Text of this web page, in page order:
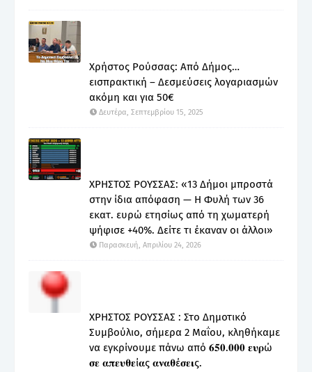
Χρήστος Ρούσσας: Από Δήμος…
εισπρακτική – Δεσμεύσεις λογαριασμών
ακόμη και για 50€
Δευτέρα, Σεπτεμβρίου 15, 2025
ΧΡΗΣΤΟΣ ΡΟΥΣΣΑΣ: «13 Δήμοι μπροστά
στην ίδια απόφαση — Η Φυλή των 36
εκατ. ευρώ ετησίως από τη χωματερή
ψήφισε +40%. Δείτε τι έκαναν οι άλλοι»
Παρασκευή, Απριλίου 24, 2026
ΧΡΗΣΤΟΣ ΡΟΥΣΣΑΣ : Στο Δημοτικό
Συμβούλιο, σήμερα 2 Μαΐου, κληθήκαμε
να εγκρίνουμε πάνω από 𝟔𝟓𝟎.𝟎𝟎𝟎 𝛆𝛖𝛒ώ
𝛔𝛆 𝛂𝛑𝛆𝛖𝛉𝛆ί𝛂ς 𝛂𝛎𝛂𝛉έ𝛔𝛆𝛊ς.